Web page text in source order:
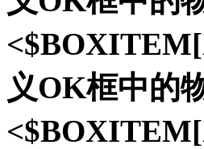
义OK框中的